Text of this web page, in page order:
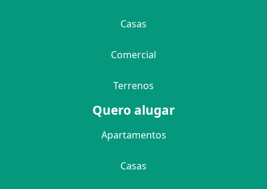
Casas
Comercial
Terrenos
Quero alugar
Apartamentos
Casas